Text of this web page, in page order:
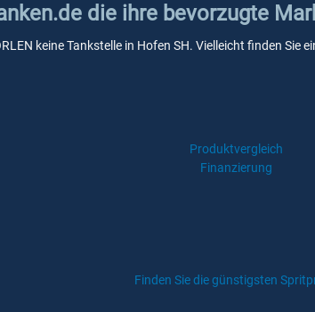
die ihre bevorzugte
keine Tankstelle in Hofen SH. Vielleicht finden Sie
Produktvergleich
Finanzierung
Finden Sie die günstigsten